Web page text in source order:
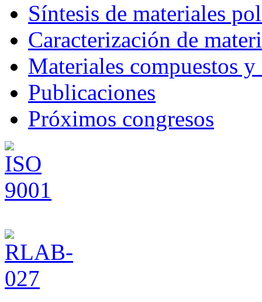
Síntesis de materiales
Caracterización de
Materiales compuestos
Publicaciones
Próximos congresos